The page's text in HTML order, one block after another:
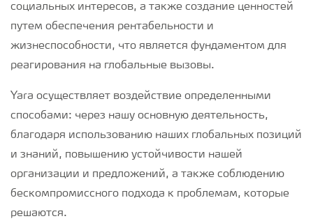
социальных интересов, а также создание ценностей
путем обеспечения рентабельности и
жизнеспособности, что является фундаментом для
реагирования на глобальные вызовы.
Yara осуществляет воздействие определенными
способами: через нашу основную деятельность,
благодаря использованию наших глобальных позиций
и знаний, повышению устойчивости нашей
организации и предложений, а также соблюдению
бескомпромиссного подхода к проблемам, которые
решаются.